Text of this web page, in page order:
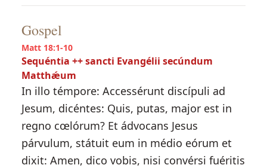
Gospel
Matt 18:1-10
Sequéntia ++ sancti Evangélii secúndum
Matthǽum
In illo témpore: Accessérunt discípuli ad
Jesum, dicéntes: Quis, putas, major est in
regno cœlórum? Et ádvocans Jesus
párvulum, státuit eum in médio eórum et
dixit: Amen, dico vobis, nisi convérsi fuéritis